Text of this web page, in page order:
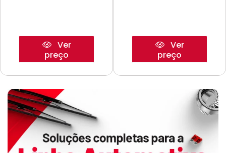
Ver
preço
Ver
preço